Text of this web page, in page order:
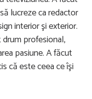
lucreze ca redactor
interior şi exterior.
profesional,
pasiune. A făcut
că este ceea ce îşi